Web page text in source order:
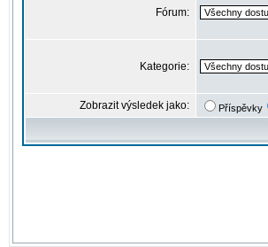
Fórum:
Kategorie:
Zobrazit výsledek jako: Příspěvky